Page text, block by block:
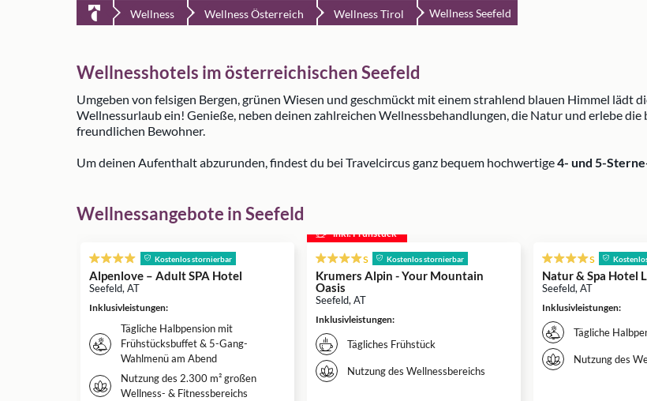
Wellness Wellness Österreich Wellness Tirol Wellness Seefeld
Wellnesshotels im österreichischen Seefeld
Umgeben von felsigen Bergen, grünen Wiesen und geschmückt mit einem strahlend blauen Himmel lädt
Wellnessurlaub ein! Genieße, neben deinen zahlreichen Wellnessbehandlungen, die Natur und erlebe
freundlichen Bewohner.
Um deinen Aufenthalt abzurunden, findest du bei Travelcircus ganz bequem hochwertige4- und 5-
Wellnessangebote in Seefeld
Kostenlos stornierbar
Alpenlove – Adult SPA Hotel
Seefeld, AT
Inklusivleistungen:
Tägliche Halbpension mit
Frühstücksbuffet & 5-Gang-
Wahlmenü am Abend
Nutzung des 2.300 m² großen
Wellness- & Fitnessbereichs
inkl. Frühstück
s Kostenlos stornierbar
Krumers Alpin - Your Mountain
Oasis
Seefeld, AT
Inklusivleistungen:
Tägliches Frühstück
Nutzung des Wellnessbereichs
s
Natur & Spa Hotel
Seefeld, AT
Inklusivleistungen:
Tägliche
Nutzung des